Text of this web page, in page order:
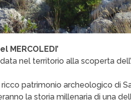
MERCOLEDI’
nel territorio alla scoperta
patrimonio archeologico di
la storia millenaria di una